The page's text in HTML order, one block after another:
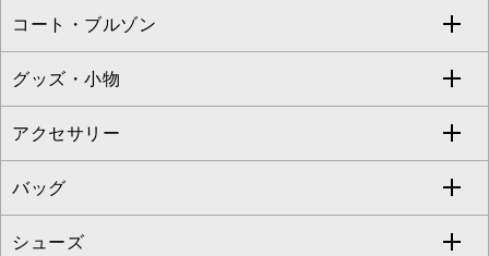
カーディガン
アンサンブルセット
ベスト・ジレ
パーカー
タンクトップ・キャミソール
チュニック
ジャンパースカート
その他のワンピース・ドレス
クロップド・半端丈パンツ
ガウチョ・ワイドパンツ
ハーフ・ショート丈パンツ
サロペット・オールインワン
その他のパンツ
ロング・マキシ丈スカート
ひざ丈スカート
ミモレ丈スカート
ショート・ミニ丈スカート
その他のスカート
すべてのジャケット・スーツ
テーラードジャケット
ノーカラージャケット
セットアップ
セットアップジャケット
コート・ブルゾン
すべてのコート・ブルゾン
トレンチコート
ピーコート
ダッフルコート
グッズ・小物
すべてのグッズ・小物
マスク
ストール・マフラー・スヌード
アクセサリー
すべてのアクセサリー
ネックレス
バッグ
すべてのバッグ
シューズ